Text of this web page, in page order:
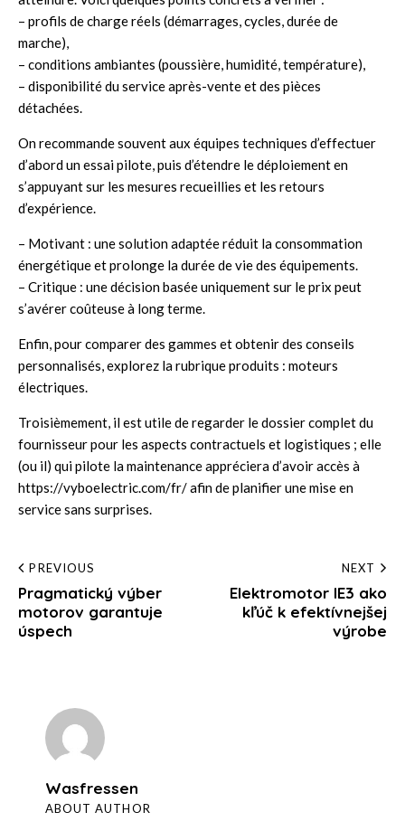
– profils de charge réels (démarrages, cycles, durée de
marche),
– conditions ambiantes (poussière, humidité, température),
– disponibilité du service après-vente et des pièces
détachées.
On recommande souvent aux équipes techniques d’effectuer
d’abord un essai pilote, puis d’étendre le déploiement en
s’appuyant sur les mesures recueillies et les retours
d’expérience.
– Motivant : une solution adaptée réduit la consommation
énergétique et prolonge la durée de vie des équipements.
– Critique : une décision basée uniquement sur le prix peut
s’avérer coûteuse à long terme.
Enfin, pour comparer des gammes et obtenir des conseils
personnalisés, explorez la rubrique produits : moteurs
électriques.
Troisièmement, il est utile de regarder le dossier complet du
fournisseur pour les aspects contractuels et logistiques ; elle
(ou il) qui pilote la maintenance appréciera d’avoir accès à
https://vyboelectric.com/fr/afin de planifier une mise en
service sans surprises.
Post
navigation
PREVIOUS
Pragmatický výber
motorov garantuje
úspech
NEXT
Elektromotor IE3 ako
kľúč k efektívnejšej
výrobe
Wasfressen
ABOUT AUTHOR